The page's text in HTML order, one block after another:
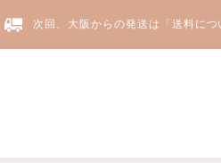
次回、大阪からの発送は「送料に